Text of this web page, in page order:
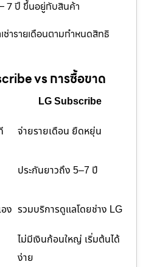
7 ปี ขึ้นอยู่กับสินค้า
ช่ารายเดือนตามกำหนดสิทธิ
vs การซื้อขาด
LG Subscribe
จ่ายรายเดือน ยืดหยุ่น
ประกันยาวถึง 5–7 ปี
ง รวมบริการดูแลโดยช่าง LG
ไม่มีเงินก้อนใหญ่ เริ่มต้นได้
ง่าย